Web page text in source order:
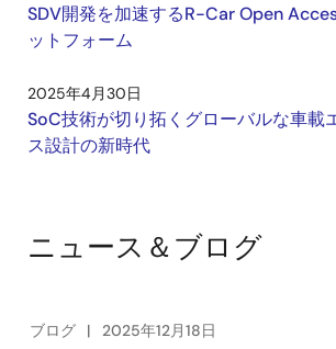
SDV開発を加速するR-Car Open
ットフォーム
2025年4月30日
SoC技術が切り拓くグローバルな車載
ス設計の新時代
ニュース＆ブログ
ブログ 2025年12月18日